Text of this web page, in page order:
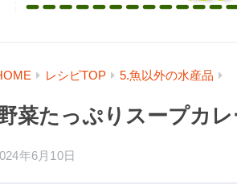
レシピTOP 5.魚以外の水産品
菜たっぷりスープカレ
年6月10日